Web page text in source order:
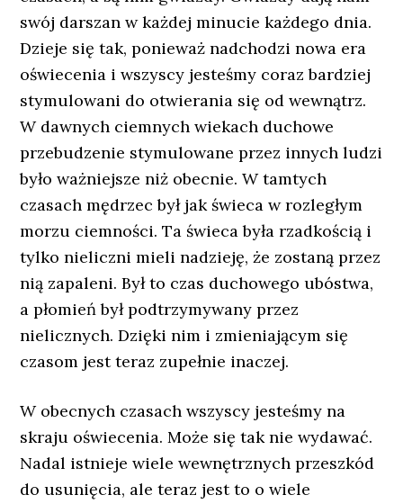
swój darszan w każdej minucie każdego dnia.
Dzieje się tak, ponieważ nadchodzi nowa era
oświecenia i wszyscy jesteśmy coraz bardziej
stymulowani do otwierania się od wewnątrz.
W dawnych ciemnych wiekach duchowe
przebudzenie stymulowane przez innych ludzi
było ważniejsze niż obecnie. W tamtych
czasach mędrzec był jak świeca w rozległym
morzu ciemności. Ta świeca była rzadkością i
tylko nieliczni mieli nadzieję, że zostaną przez
nią zapaleni. Był to czas duchowego ubóstwa,
a płomień był podtrzymywany przez
nielicznych. Dzięki nim i zmieniającym się
czasom jest teraz zupełnie inaczej.
W obecnych czasach wszyscy jesteśmy na
skraju oświecenia. Może się tak nie wydawać.
Nadal istnieje wiele wewnętrznych przeszkód
do usunięcia, ale teraz jest to o wiele